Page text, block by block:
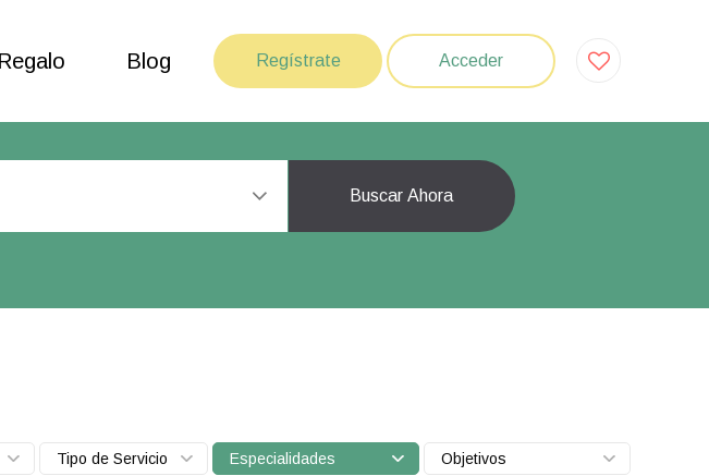
Blog Regístrate Acceder
Buscar Ahora
Tipo de Servicio Especialidades Objetivos